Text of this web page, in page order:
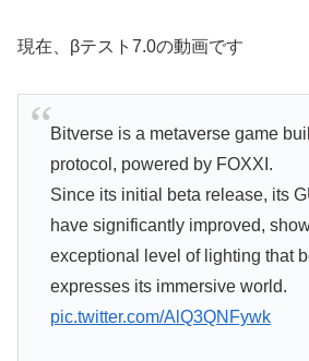
現在、βテスト7.0の動画です
Bitverse is a metaverse game
protocol, powered by FOXXI.
Since its initial beta release, its
have significantly improved,
exceptional level of lighting that
expresses its immersive world.
pic.twitter.com/AlQ3QNFywk